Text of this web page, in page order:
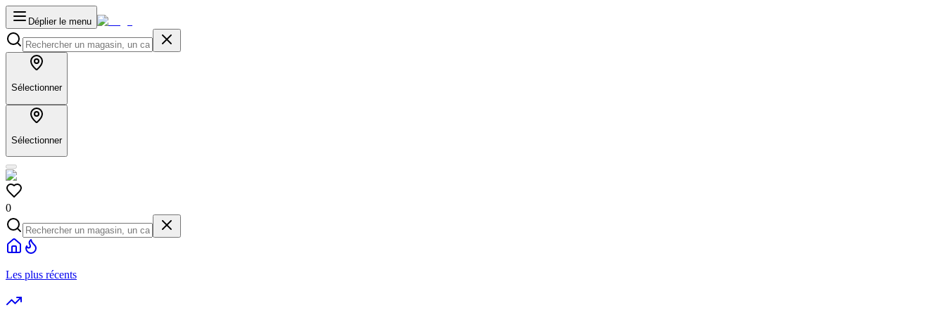
Déplier le menu
Sélectionner
Sélectionner
0
Les plus récents